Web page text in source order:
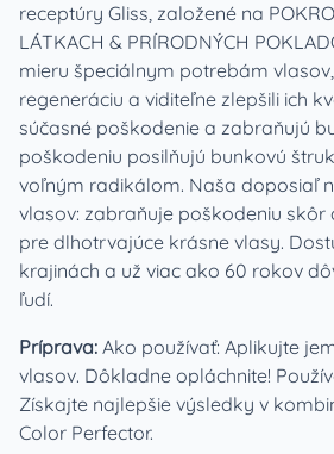
receptúry Gliss, založené na
LÁTKACH & PRÍRODNÝCH
mieru špeciálnym potrebám
regeneráciu a viditeľne zlepšili ich
súčasné poškodenie a zabraňujú
poškodeniu posilňujú bunkovú
voľným radikálom. Naša doposiaľ
vlasov: zabraňuje poškodeniu skôr
pre dlhotrvajúce krásne vlasy.
krajinách a už viac ako 60 rokov
ľudí.
Príprava: Ako používať: Aplikujte
vlasov. Dôkladne opláchnite!
Získajte najlepšie výsledky v
Color Perfector.